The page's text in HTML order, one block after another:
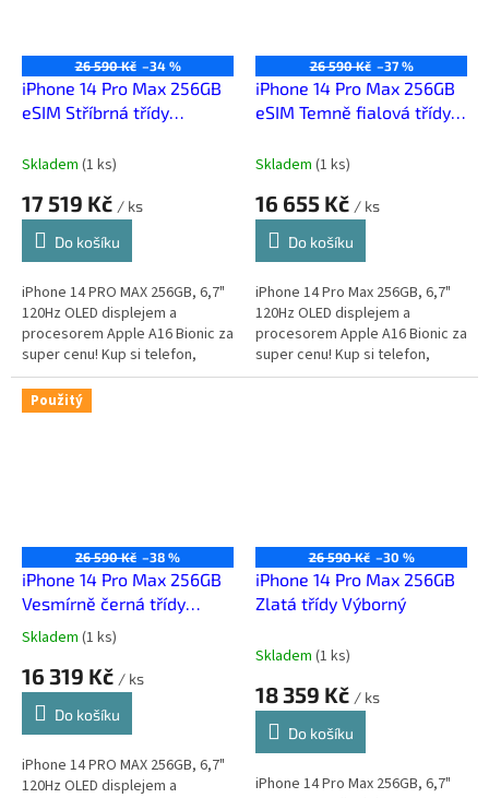
26 590 Kč –34 %
iPhone 14 Pro Max 256GB
eSIM Stříbrná třídy
Skladem (1 ks)
17 519 Kč / ks
Do košíku
iPhone 14 PRO MAX 256GB, 6,7"
120Hz OLED displejem a
procesorem Apple A16 Bionic za
super cenu! Kup si telefon,
který za málo peněz zahraje
spoustu muziky.
26 590 Kč –37 %
iPhone 14 Pro Max 256GB
eSIM Temně fialová třídy
Skladem (1 ks)
16 655 Kč / ks
Do košíku
iPhone 14 Pro Max 256GB, 6,7"
120Hz OLED displejem a
procesorem Apple A16 Bionic za
super cenu! Kup si telefon,
který za málo peněz zahraje
Použitý
26 590 Kč –38 %
iPhone 14 Pro Max 256GB
Vesmírně černá třídy
Velmi dobrý
Průměrné
produktu
4,7
5
hvězdiček.
Skladem (1 ks)
16 319 Kč / ks
Do košíku
iPhone 14 PRO MAX 256GB, 6,7"
120Hz OLED displejem a
26 590 Kč –30 %
iPhone 14 Pro Max 256GB
Zlatá třídy Výborný
Skladem (1 ks)
18 359 Kč / ks
Do košíku
iPhone 14 Pro Max 256GB, 6,7"